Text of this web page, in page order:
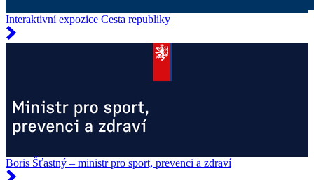
Interaktivní expozice Cesta republiky
Boris Šťastný – ministr pro sport, prevenci a zdraví